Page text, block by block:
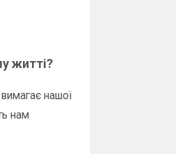
житті?
нашої
нам